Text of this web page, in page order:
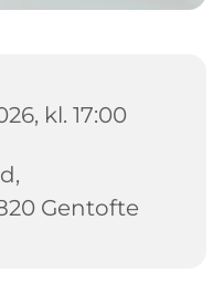
kl. 17:00
Gentofte